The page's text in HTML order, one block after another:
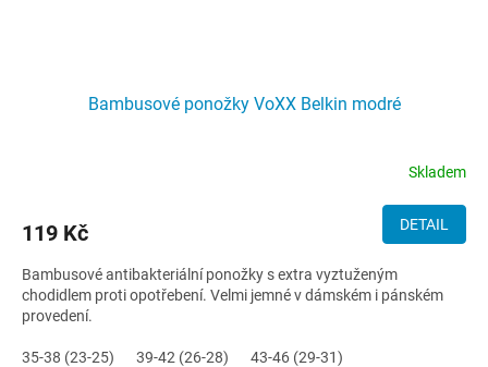
Bambusové ponožky VoXX Belkin modré
Skladem
119 Kč DETAIL
Bambusové antibakteriální ponožky s extra vyztuženým
chodidlem proti opotřebení. Velmi jemné v dámském i pánském
provedení.
35-38 (23-25) 39-42 (26-28) 43-46 (29-31)